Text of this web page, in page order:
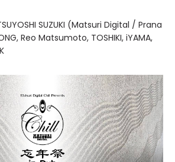
SUZUKI (Matsuri Digital / Prana
Reo Matsumoto, TOSHIKI, iYAMA,